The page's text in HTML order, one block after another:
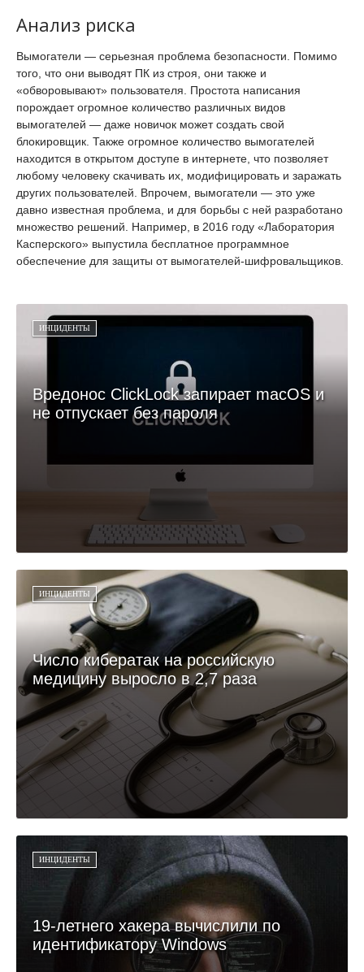
Анализ риска
Вымогатели — серьезная проблема безопасности. Помимо
того, что они выводят ПК из строя, они также и
«обворовывают» пользователя. Простота написания
порождает огромное количество различных видов
вымогателей — даже новичок может создать свой
блокировщик. Также огромное количество вымогателей
находится в открытом доступе в интернете, что позволяет
любому человеку скачивать их, модифицировать и заражать
других пользователей. Впрочем, вымогатели — это уже
давно известная проблема, и для борьбы с ней разработано
множество решений. Например, в 2016 году «Лаборатория
Касперского» выпустила бесплатное программное
обеспечение для защиты от вымогателей-шифровальщиков.
ИНЦИДЕНТЫ
Вредонос ClickLock запирает macOS и
не отпускает без пароля
ИНЦИДЕНТЫ
Число кибератак на российскую
медицину выросло в 2,7 раза
ИНЦИДЕНТЫ
19-летнего хакера вычислили по
идентификатору Windows